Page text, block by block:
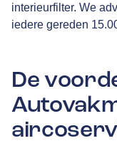
interieurfilter. We
iedere gereden
De